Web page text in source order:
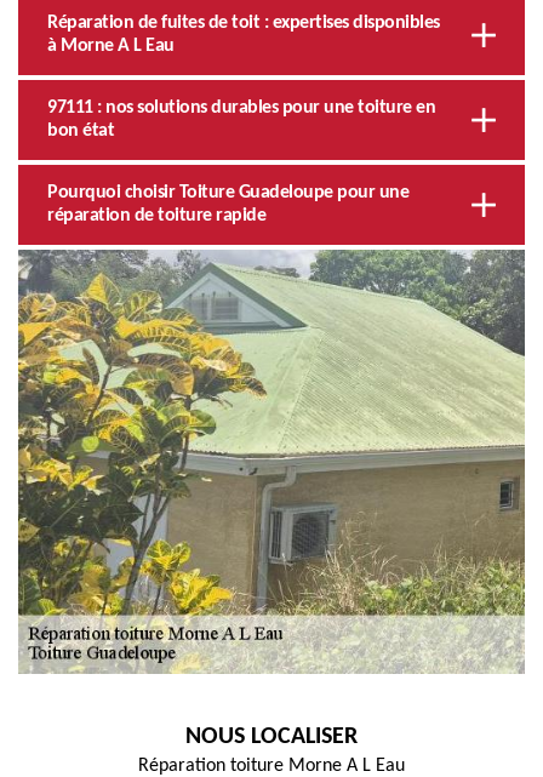
Réparation de fuites de toit : expertises disponibles
à Morne A L Eau
97111 : nos solutions durables pour une toiture en
bon état
Pourquoi choisir Toiture Guadeloupe pour une
réparation de toiture rapide
NOUS LOCALISER
Réparation toiture Morne A L Eau